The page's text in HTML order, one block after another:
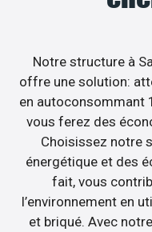
Notre structure à
offre une solution:
en autoconsommant
vous ferez des
Choisissez notre
énergétique et des
fait, vous
l’environnement en
et briqué. Avec